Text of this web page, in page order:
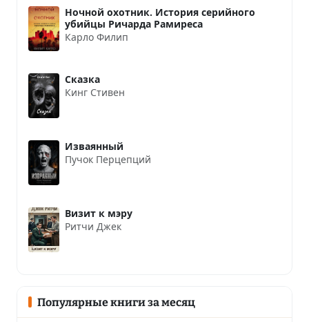
Ночной охотник. История серийного
убийцы Ричарда Рамиреса
Карло Филип
Сказка
Кинг Стивен
Изваянный
Пучок Перцепций
Визит к мэру
Ритчи Джек
Популярные книги за месяц